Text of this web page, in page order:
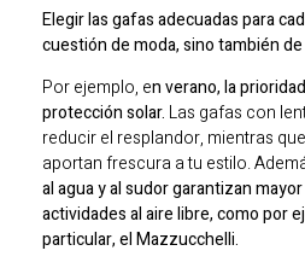
Elegir las gafas adecuadas para
cuestión de moda, sino también
Por ejemplo, en verano, la
protección solar. Las gafas con
reducir el resplandor, mientras
aportan frescura a tu estilo.
al agua y al sudor garantizan
actividades al aire libre, como por
particular, el Mazzucchelli.